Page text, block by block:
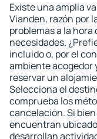
Existe una amplia
Vianden, razón por
problemas a la
necesidades.
incluido o, por el
ambiente acogedor
reservar un
Selecciona el
comprueba los
cancelación. Si
encuentran
desarrollan